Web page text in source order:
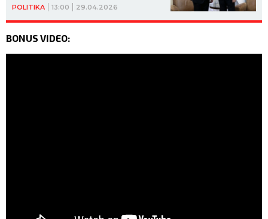
POLITIKA 13:00 29.04.2026
ljudskih prava! (FOTO)
BONUS VIDEO: